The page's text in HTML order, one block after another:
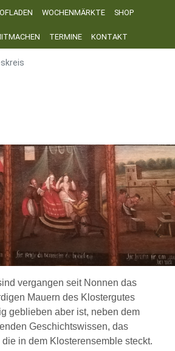
WOCHENMÄRKTE SHOP
TERMINE KONTAKT
vergangen seit Nonnen das
Mauern des Klostergutes
geblieben aber ist, neben dem
Geschichtswissen, das
in dem Klosterensemble steckt.